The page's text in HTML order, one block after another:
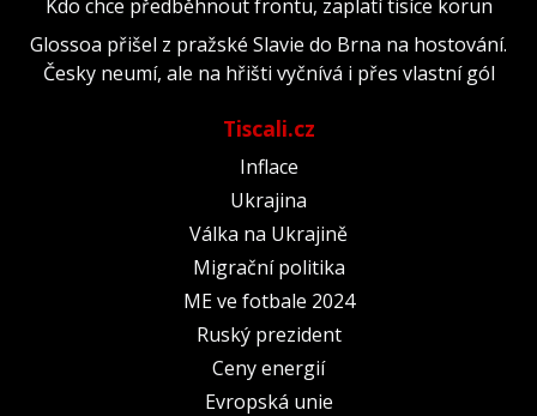
Kdo chce předběhnout frontu, zaplatí tisíce korun
Glossoa přišel z pražské Slavie do Brna na hostování.
Česky neumí, ale na hřišti vyčnívá i přes vlastní gól
Tiscali.cz
Inflace
Ukrajina
Válka na Ukrajině
Migrační politika
ME ve fotbale 2024
Ruský prezident
Ceny energií
Evropská unie